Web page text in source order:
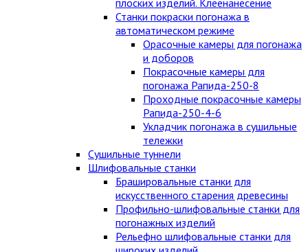
Станки покраски погонажа в
автоматическом режиме
Орасочные камеры для погонажа
и доборов
Покрасочные камеры для
погонажа Рапида-250-8
Проходные покрасочные камеры
Рапида-250-4-6
Укладчик погонажа в сушильные
тележки
Сушильные туннели
Шлифовальные станки
Брашировальные станки для
искусственного старения древесины
Профильно-шлифовальные станки для
погонажных изделий
Рельефно шлифовальные станки для